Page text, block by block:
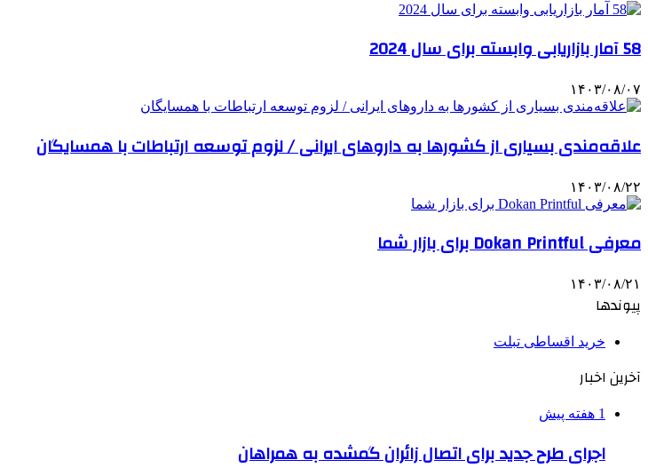
58 آمار بازاریابی وابسته برای سال 2024
۱۴۰۳/۰۸/۰۷
علاقه‌مندی بسیاری از کشورها به داروهای ایرانی / لزوم توسعه ارتباطات با همسایگان
۱۴۰۳/۰۸/۲۲
معرفی Dokan Printful برای بازار شما
۱۴۰۳/۰۸/۲۱
پیوندها
خرید اقساطی تبلت
آخرین اخبار
1 هفته پیش
اجرای طرح جدید برای اتصال زائران گمشده به همراهان